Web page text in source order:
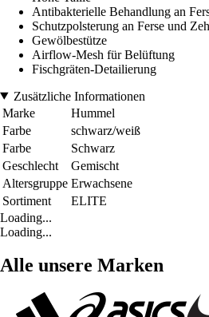
Antibakterielle Behandlung an
Schutzpolsterung an Ferse und
Gewölbestütze
Airflow-Mesh für Belüftung
Fischgräten-Detailierung
Zusätzliche Informationen
Marke
Hummel
Farbe
schwarz/weiß
Farbe
Schwarz
Geschlecht
Gemischt
Altersgruppe Erwachsene
Sortiment
ELITE
Loading...
Loading...
Alle unsere Marken